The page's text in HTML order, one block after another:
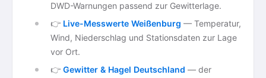
DWD-Warnungen passend zur Gewitterlage.
👉 Live-Messwerte Weißenburg — Temperatur,
Wind, Niederschlag und Stationsdaten zur Lage
vor Ort.
👉 Gewitter & Hagel Deutschland — der